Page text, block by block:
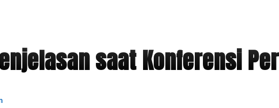
saat Konferensi